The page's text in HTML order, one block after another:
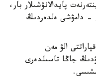
3,2 ميلليارد ينتەرنەت پايدالانۋشىلار بار،
ال %60 استامى - دامۋشى ەلدەردىڭ
الۋ مەن
جاڭا تاسىلدەرى